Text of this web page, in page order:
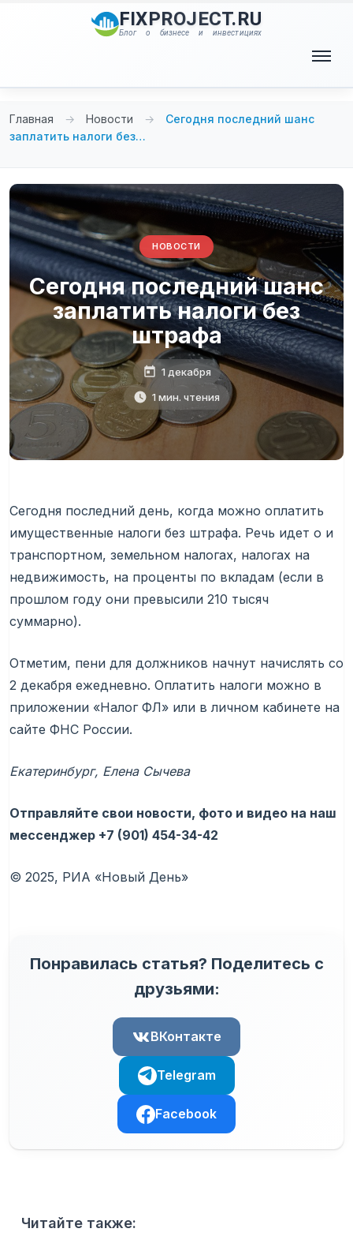
FIXPROJECT.RU
Блог о бизнесе и инвестициях
Главная → Новости →
Сегодня последний шанс
заплатить налоги без…
НОВОСТИ
Сегодня последний шанс
заплатить налоги без
штрафа
1 декабря
1 мин. чтения
Сегодня последний день, когда можно оплатить
имущественные налоги без штрафа. Речь идет о и
транспортном, земельном налогах, налогах на
недвижимость, на проценты по вкладам (если в
прошлом году они превысили 210 тысяч
суммарно).
Отметим, пени для должников начнут начислять со
2 декабря ежедневно. Оплатить налоги можно в
приложении «Налог ФЛ» или в личном кабинете на
сайте ФНС России.
Екатеринбург, Елена Сычева
Отправляйте свои новости, фото и видео на наш
мессенджер +7 (901) 454-34-42
© 2025, РИА «Новый День»
Понравилась статья? Поделитесь с
друзьями:
ВКонтакте
Telegram
Facebook
Читайте также: